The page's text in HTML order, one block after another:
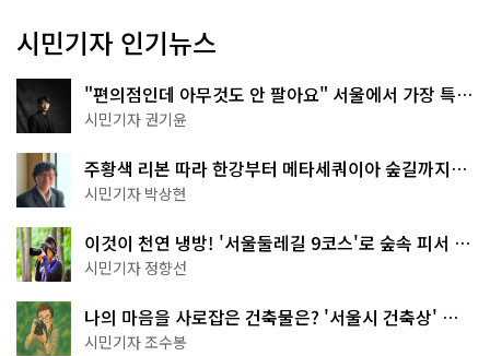
시민기자 인기뉴스
"편의점인데 아무것도 안 팔아요" 서울에서 가장 특별
한 편의점의 정체
시민기자 권기윤
주황색 리본 따라 한강부터 메타세쿼이아 숲길까지…
서울둘레길 15코스
시민기자 박상현
이것이 천연 냉방! '서울둘레길 9코스'로 숲속 피서 떠
나볼까
시민기자 정향선
나의 마음을 사로잡은 건축물은? '서울시 건축상' 수
상작 공개!
시민기자 조수봉